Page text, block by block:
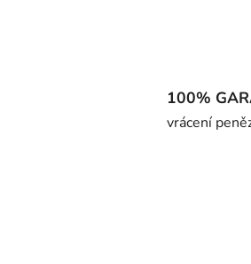
100%
vrácení